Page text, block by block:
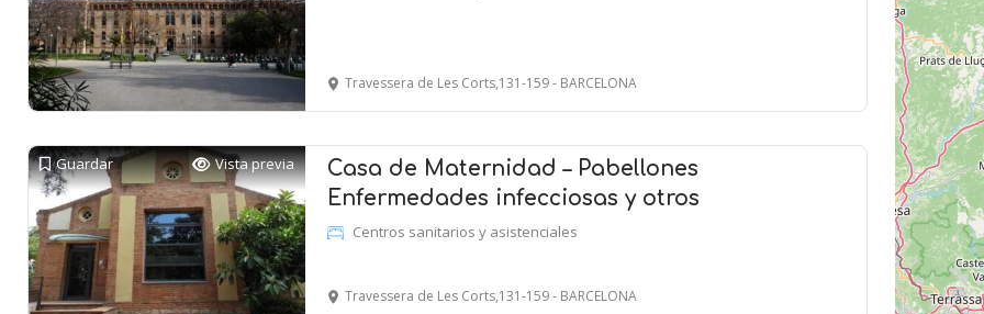
Travessera de Les Corts,131-159 - BARCELONA
Guardar Vista previa
Casa de Maternidad – Pabellones
Enfermedades infecciosas y otros
Centros sanitarios y asistenciales
Travessera de Les Corts,131-159 - BARCELONA